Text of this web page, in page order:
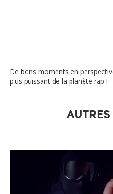
De bons moments en
plus puissant de la planète rap !